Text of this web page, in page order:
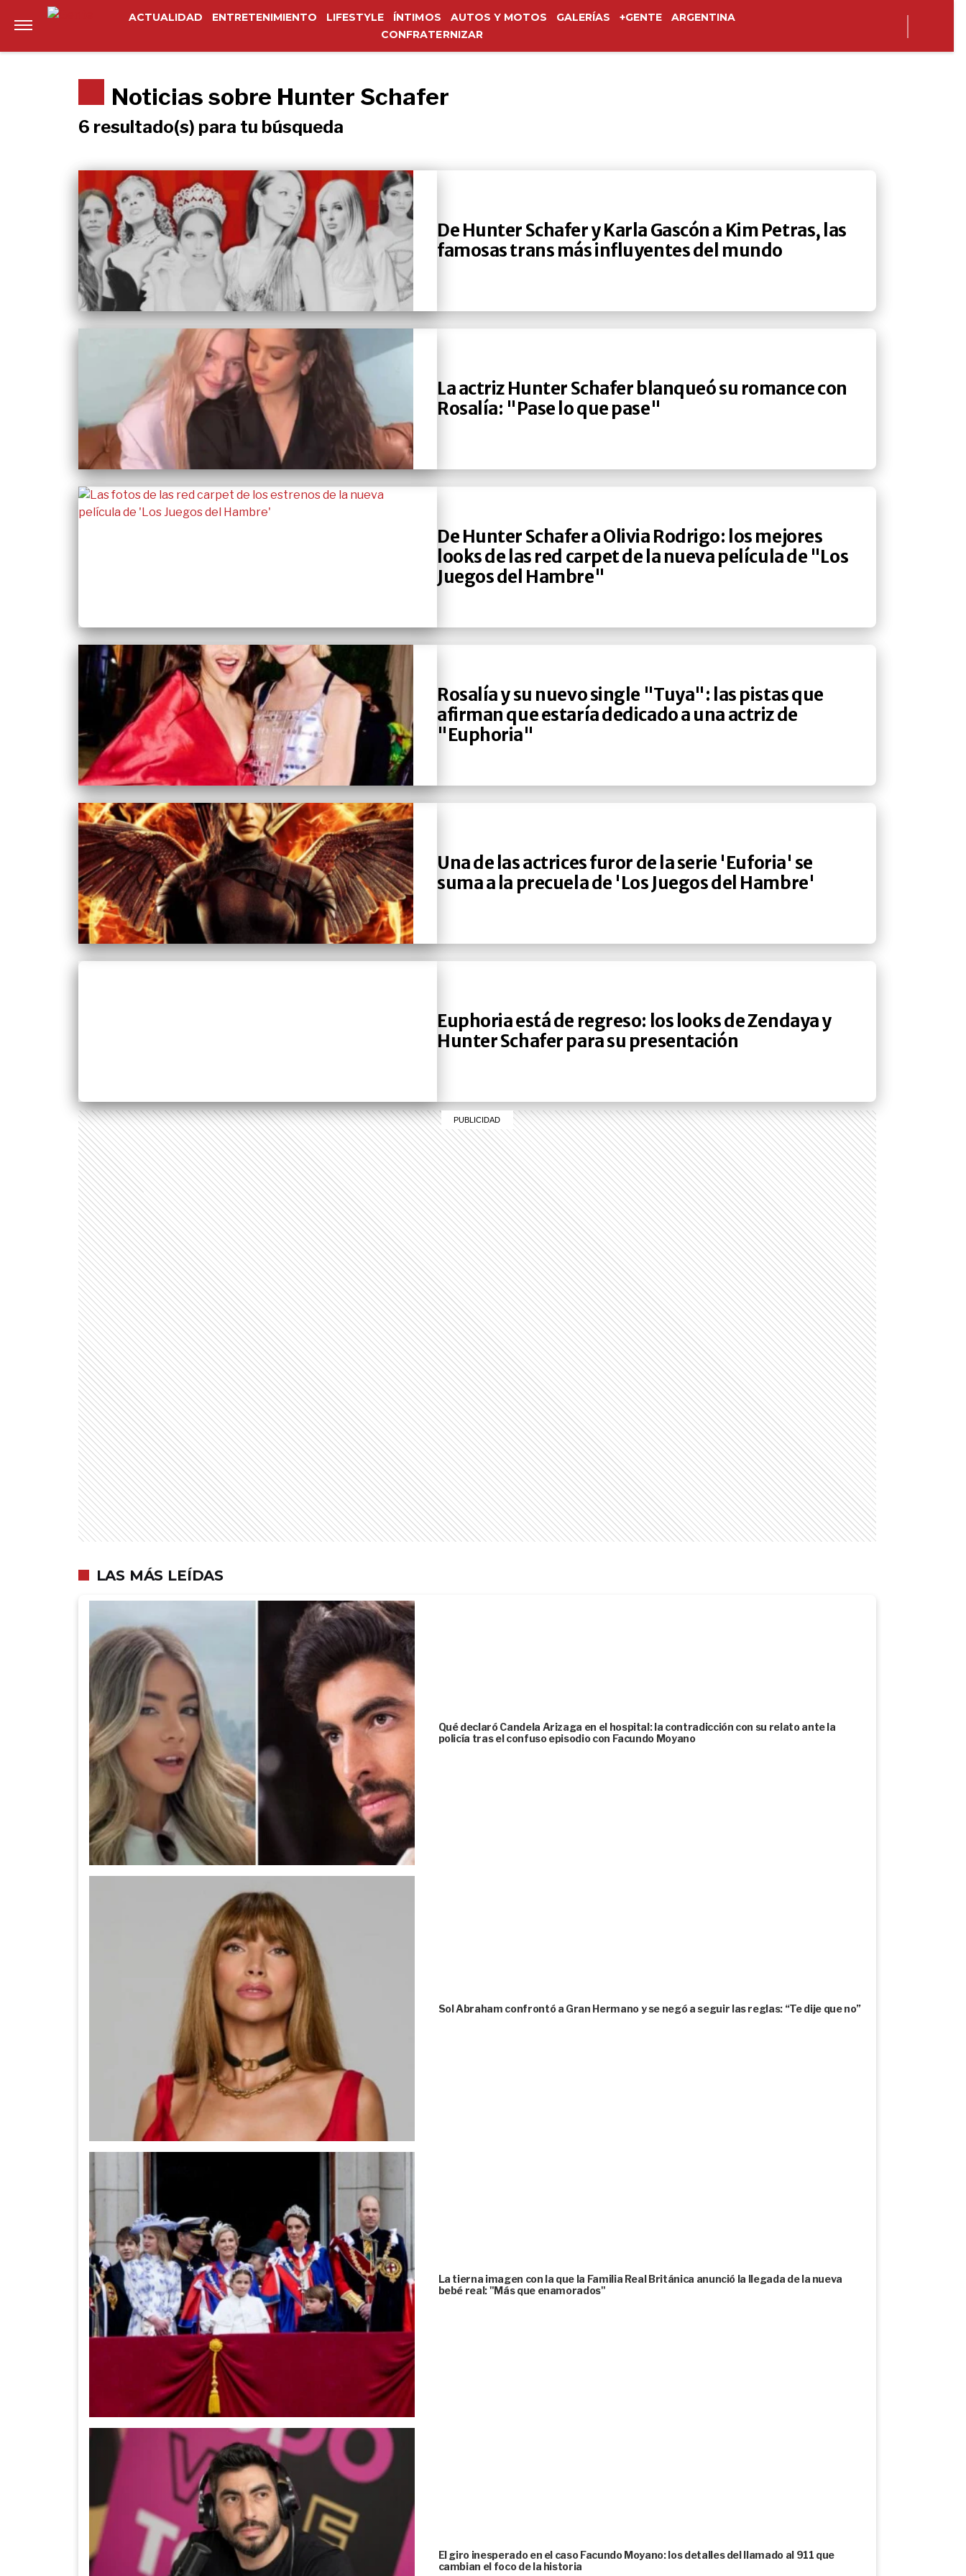
ACTUALIDAD ENTRETENIMIENTO LIFESTYLE ÍNTIMOS AUTOS Y MOTOS GALERÍAS +GENTE
ARGENTINA
CONFRATERNIZAR
Noticias sobre Hunter Schafer
6 resultado(s) para tu búsqueda
De Hunter Schafer y Karla Gascón a Kim Petras, las
famosas trans más influyentes del mundo
La actriz Hunter Schafer blanqueó su romance con
Rosalía: "Pase lo que pase"
De Hunter Schafer a Olivia Rodrigo: los mejores
looks de las red carpet de la nueva película de "Los
Juegos del Hambre"
Rosalía y su nuevo single "Tuya": las pistas que
afirman que estaría dedicado a una actriz de
"Euphoria"
Una de las actrices furor de la serie 'Euforia' se
suma a la precuela de 'Los Juegos del Hambre'
Euphoria está de regreso: los looks de Zendaya y
Hunter Schafer para su presentación
LAS MÁS LEÍDAS
Qué declaró Candela Arizaga en el hospital: la contradicción con su relato ante la
policía tras el confuso episodio con Facundo Moyano
Sol Abraham confrontó a Gran Hermano y se negó a seguir las reglas: “Te dije que no”
La tierna imagen con la que la Familia Real Británica anunció la llegada de la nueva
bebé real: "Más que enamorados"
El giro inesperado en el caso Facundo Moyano: los detalles del llamado al 911 que
cambian el foco de la historia